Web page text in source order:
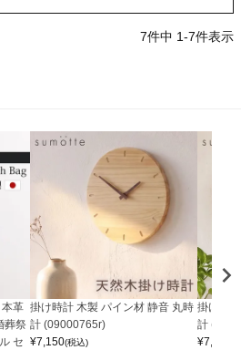
7件中 1-7件表示
革
葬祭
セ
掛け時計 木製 パイン材 静音 丸時
計 (09000765r)
¥7,150(税込)
掛け時
計
¥7,150